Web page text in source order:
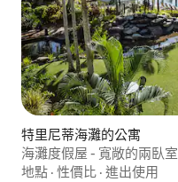
特里尼蒂海灘的公寓
海灘度假屋 - 寬敞的兩臥室
地點 · 性價比 · 進出使用